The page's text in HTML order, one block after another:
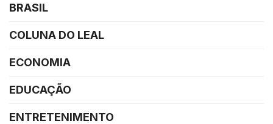
BRASIL
COLUNA DO LEAL
ECONOMIA
EDUCAÇÃO
ENTRETENIMENTO